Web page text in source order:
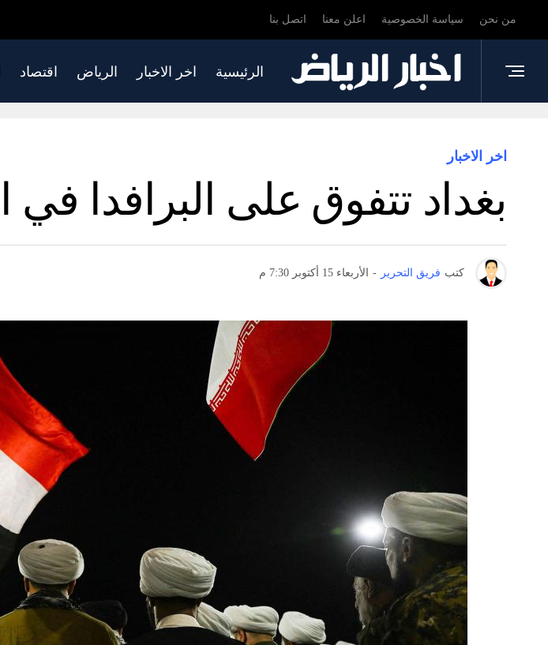
من نحن سياسة الخصوصية اعلن معنا اتصل بنا
الرئيسية اخر الاخبار الرياض اقتصاد
اخر الاخبار
بغداد تتفوق على البرافدا
كتب فريق التحرير - الأربعاء 15 أكتوبر 7:30 م